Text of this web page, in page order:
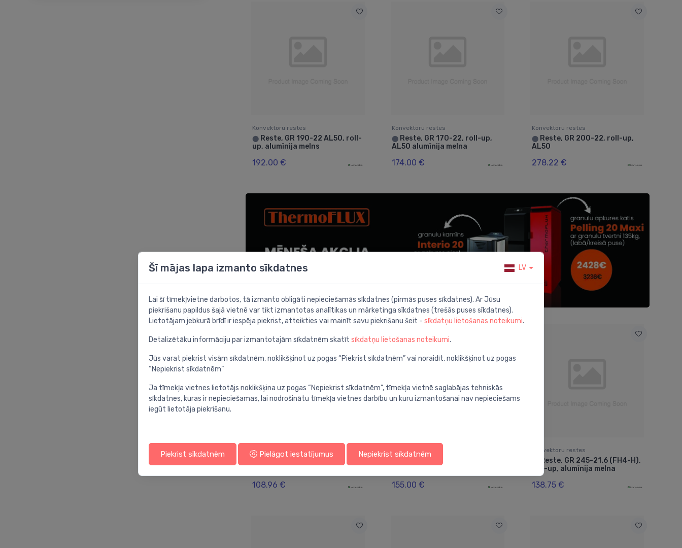
Konvektoru restes
⬤ Reste, GR 190-22 AL50, roll-
up, alumīnija melns
192.00 €
Konvektoru restes
⬤ Reste, GR 170-22, roll-up,
AL50 alumīnija melna
174.00 €
Konvektoru restes
⬤Reste, GR 200-22, roll-up,
AL50
278.22 €
Konvektoru restes
Reste, GR 80-22, roll-up,
108.96 €
Konvektoru restes
155.00 €
Konvektoru restes
Reste, GR 245-21.6 (FH4-H),
roll-up, alumīnija melna
138.75 €
Šī mājas lapa izmanto sīkdatnes LV
Lai šī tīmekļvietne darbotos, tā izmanto obligāti nepieciešamās sīkdatnes (pirmās puses sīkdatnes). Ar Jūsu
piekrišanu papildus šajā vietnē var tikt izmantotas analītikas un mārketinga sīkdatnes (trešās puses sīkdatnes).
Lietotājam jebkurā brīdī ir iespēja piekrist, atteikties vai mainīt savu piekrišanu šeit - sīkdatņu lietošanas noteikumi.
Detalizētāku informāciju par izmantotajām sīkdatnēm skatīt sīkdatņu lietošanas noteikumi.
Jūs varat piekrist visām sīkdatnēm, noklikšķinot uz pogas “Piekrist sīkdatnēm” vai noraidīt, noklikšķinot uz pogas
“Nepiekrist sīkdatnēm”
Ja tīmekļa vietnes lietotājs noklikšķina uz pogas “Nepiekrist sīkdatnēm”, tīmekļa vietnē saglabājas tehniskās
sīkdatnes, kuras ir nepieciešamas, lai nodrošinātu tīmekļa vietnes darbību un kuru izmantošanai nav nepieciešams
iegūt lietotāja piekrišanu.
Piekrist sīkdatnēm Pielāgot iestatījumus Nepiekrist sīkdatnēm